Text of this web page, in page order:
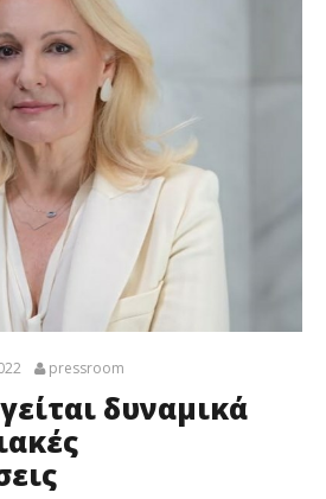
pressroom
δυναμικά